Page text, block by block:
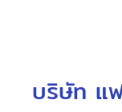
บริษัท แ